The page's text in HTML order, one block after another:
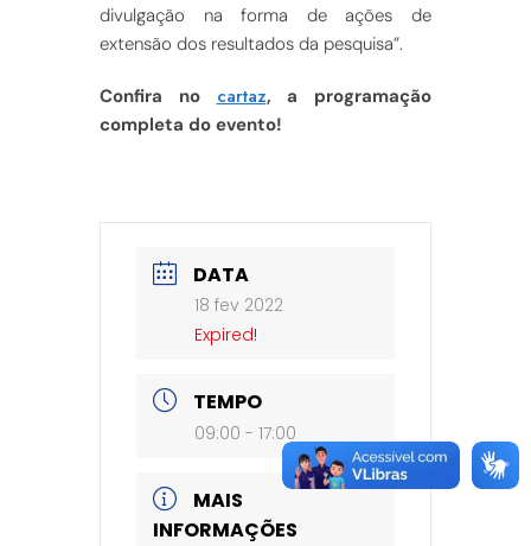
divulgação na forma de ações de
extensão dos resultados da pesquisa”.
Confira no cartaz, a programação
completa do evento!
DATA
18 fev 2022
Expired!
TEMPO
09:00 - 17:00
MAIS
INFORMAÇÕES